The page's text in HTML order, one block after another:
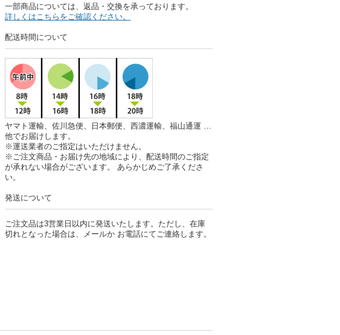
一部商品については、返品・交換を承っております。
詳しくはこちらをご確認ください。
配送時間について
ヤマト運輸、佐川急便、日本郵便、西濃運輸、福山通運 …
他でお届けします。
※運送業者のご指定はいただけません。
※ご注文商品・お届け先の地域により、配送時間のご指定
が承れない場合がございます。 あらかじめご了承くださ
い。
発送について
ご注文品は3営業日以内に発送いたします。ただし、在庫
切れとなった場合は、メールか お電話にてご連絡します。